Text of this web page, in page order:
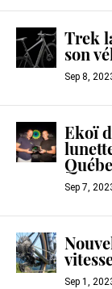
Trek
son
Sep 8,
Ekoï
Sep 7,
Sep 1,